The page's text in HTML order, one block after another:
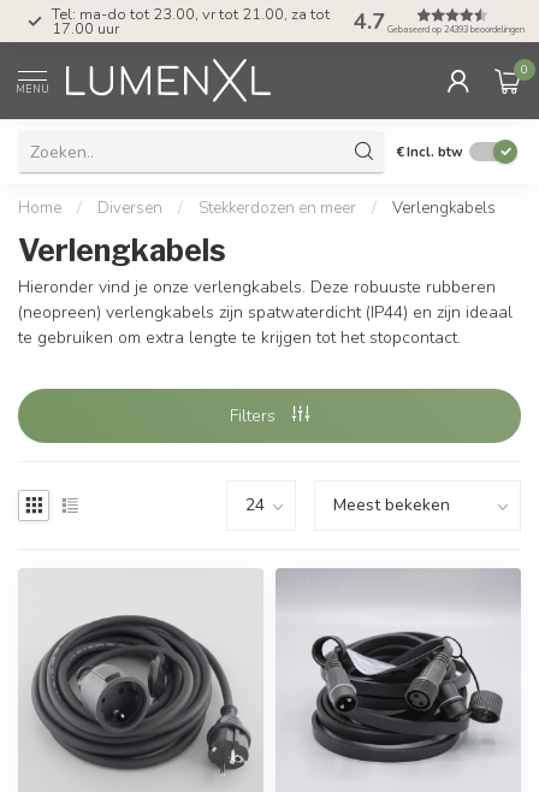
Tel: ma-do tot 23.00, vr tot 21.00, za tot
17.00 uur 4.7 Gebaseerd op 24393 beoordelingen
MENU
0
€Incl. btw
Home / Diversen / Stekkerdozen en meer / Verlengkabels
Verlengkabels
Hieronder vind je onze verlengkabels. Deze robuuste rubberen
(neopreen) verlengkabels zijn spatwaterdicht (IP44) en zijn ideaal
te gebruiken om extra lengte te krijgen tot het stopcontact.
Filters